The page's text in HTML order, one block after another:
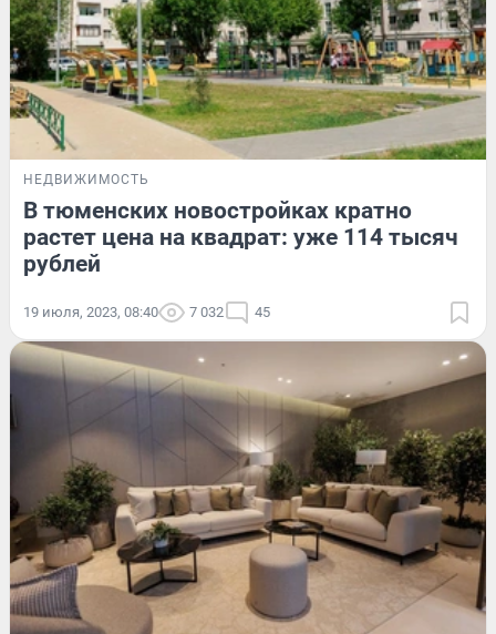
НЕДВИЖИМОСТЬ
В тюменских новостройках кратно
растет цена на квадрат: уже 114 тысяч
рублей
19 июля, 2023, 08:40 7 032 45